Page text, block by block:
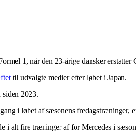
1, når den 23-årige dansker
til udvalgte medier efter løbet i Japan.
siden 2023.
i løbet af sæsonens
i alt fire træninger af for Mercedes i